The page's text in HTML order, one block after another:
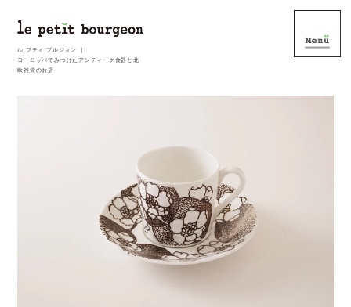
ル プティ ブルジョン ｜
ヨーロッパでみつけたアンティーク食器と北
欧雑貨のお店